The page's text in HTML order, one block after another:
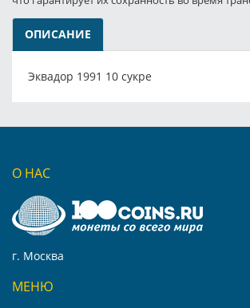
ОПИСАНИЕ
Эквадор 1991 10 сукре
О НАС
г. Москва
МЕНЮ